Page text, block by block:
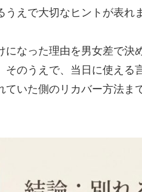
えで大切なヒントが表れ
なった理由を男女差で決
のうえで、当日に使える
いた側のリカバー方法ま